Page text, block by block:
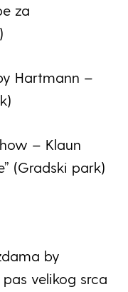
za
Hartmann –
– Klaun
(Gradski park)
by
velikog srca